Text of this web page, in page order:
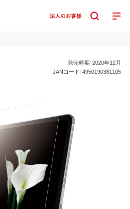
発売時期：2020年12月
JANコード：4950190381105